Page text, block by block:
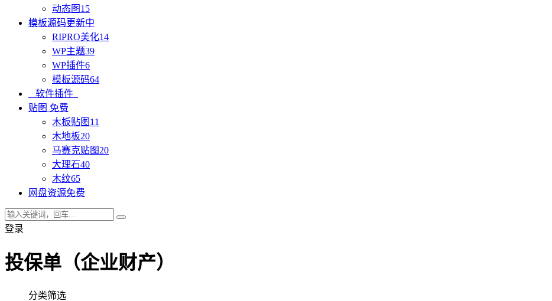
动态图 15
模板源码更新中
RIPRO美化14
WP主题39
WP插件6
模板源码64
软件插件
贴图 免费
木板贴图 11
木地板20
马赛克贴图 20
大理石40
木纹65
网盘资源免费
登录
投保单（企业财产）
分类筛选